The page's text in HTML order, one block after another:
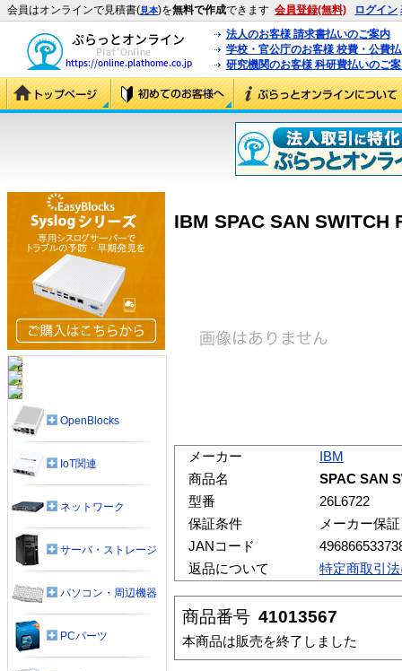
会員はオンラインで見積書(見本)を無料で作成できます 会員登録(無料) ログイン
法人のお客様 請求書払いのご案内
学校・官公庁のお客様 校費・公費
研究機関のお客様 科研費払いのご
IBM SPAC SAN SWITCH
メーカー
IBM
商品名
SPAC SAN
型番
26L6722
保証条件
メーカー保証
JANコード
返品について
特定商取引
商品番号 41013567
本商品は販売を終了しました
OpenBlocks
IoT関連
ネットワーク
サーバ・ストレージ
パソコン・周辺機器
PCパーツ